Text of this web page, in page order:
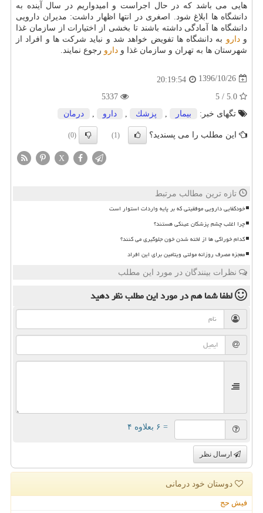
هایی می باشد كه در حال اجراست و امیدواریم در سال آینده به
دانشگاه ها ابلاغ شود. اصغری در انتها اظهار داشت: مدیران دارویی
دانشگاه ها آمادگی داشته باشند تا بخشی از اختیارات از سازمان غذا
ودارو به دانشگاه ها تفویض خواهد شد و نباید شركت ها و افراد از
شهرستان ها به تهران و سازمان غذا و دارو رجوع نمایند.
1396/10/26
20:19:54
تگهای خبر:
بیمار پزشك دارو درمان
این مطلب را می پسندید؟ (1)
(0)
X
تازه ترین مطالب مرتبط
خودکفایی دارویی موفقیتی که بر پایه واردات استوار است
چرا اغلب چشم پزشکان عینکی هستند؟
کدام خوراکی ها از لخته شدن خون جلوگیری می کنند؟
معجزه مصرف روزانه مولتی ویتامین برای این افراد
نظرات بینندگان در مورد این مطلب
لطفا شما همدر مورد این مطلبنظر دهید
= ۶ بعلاوه ۴
ارسال نظر
دوستان خود درمانی
فیش حج